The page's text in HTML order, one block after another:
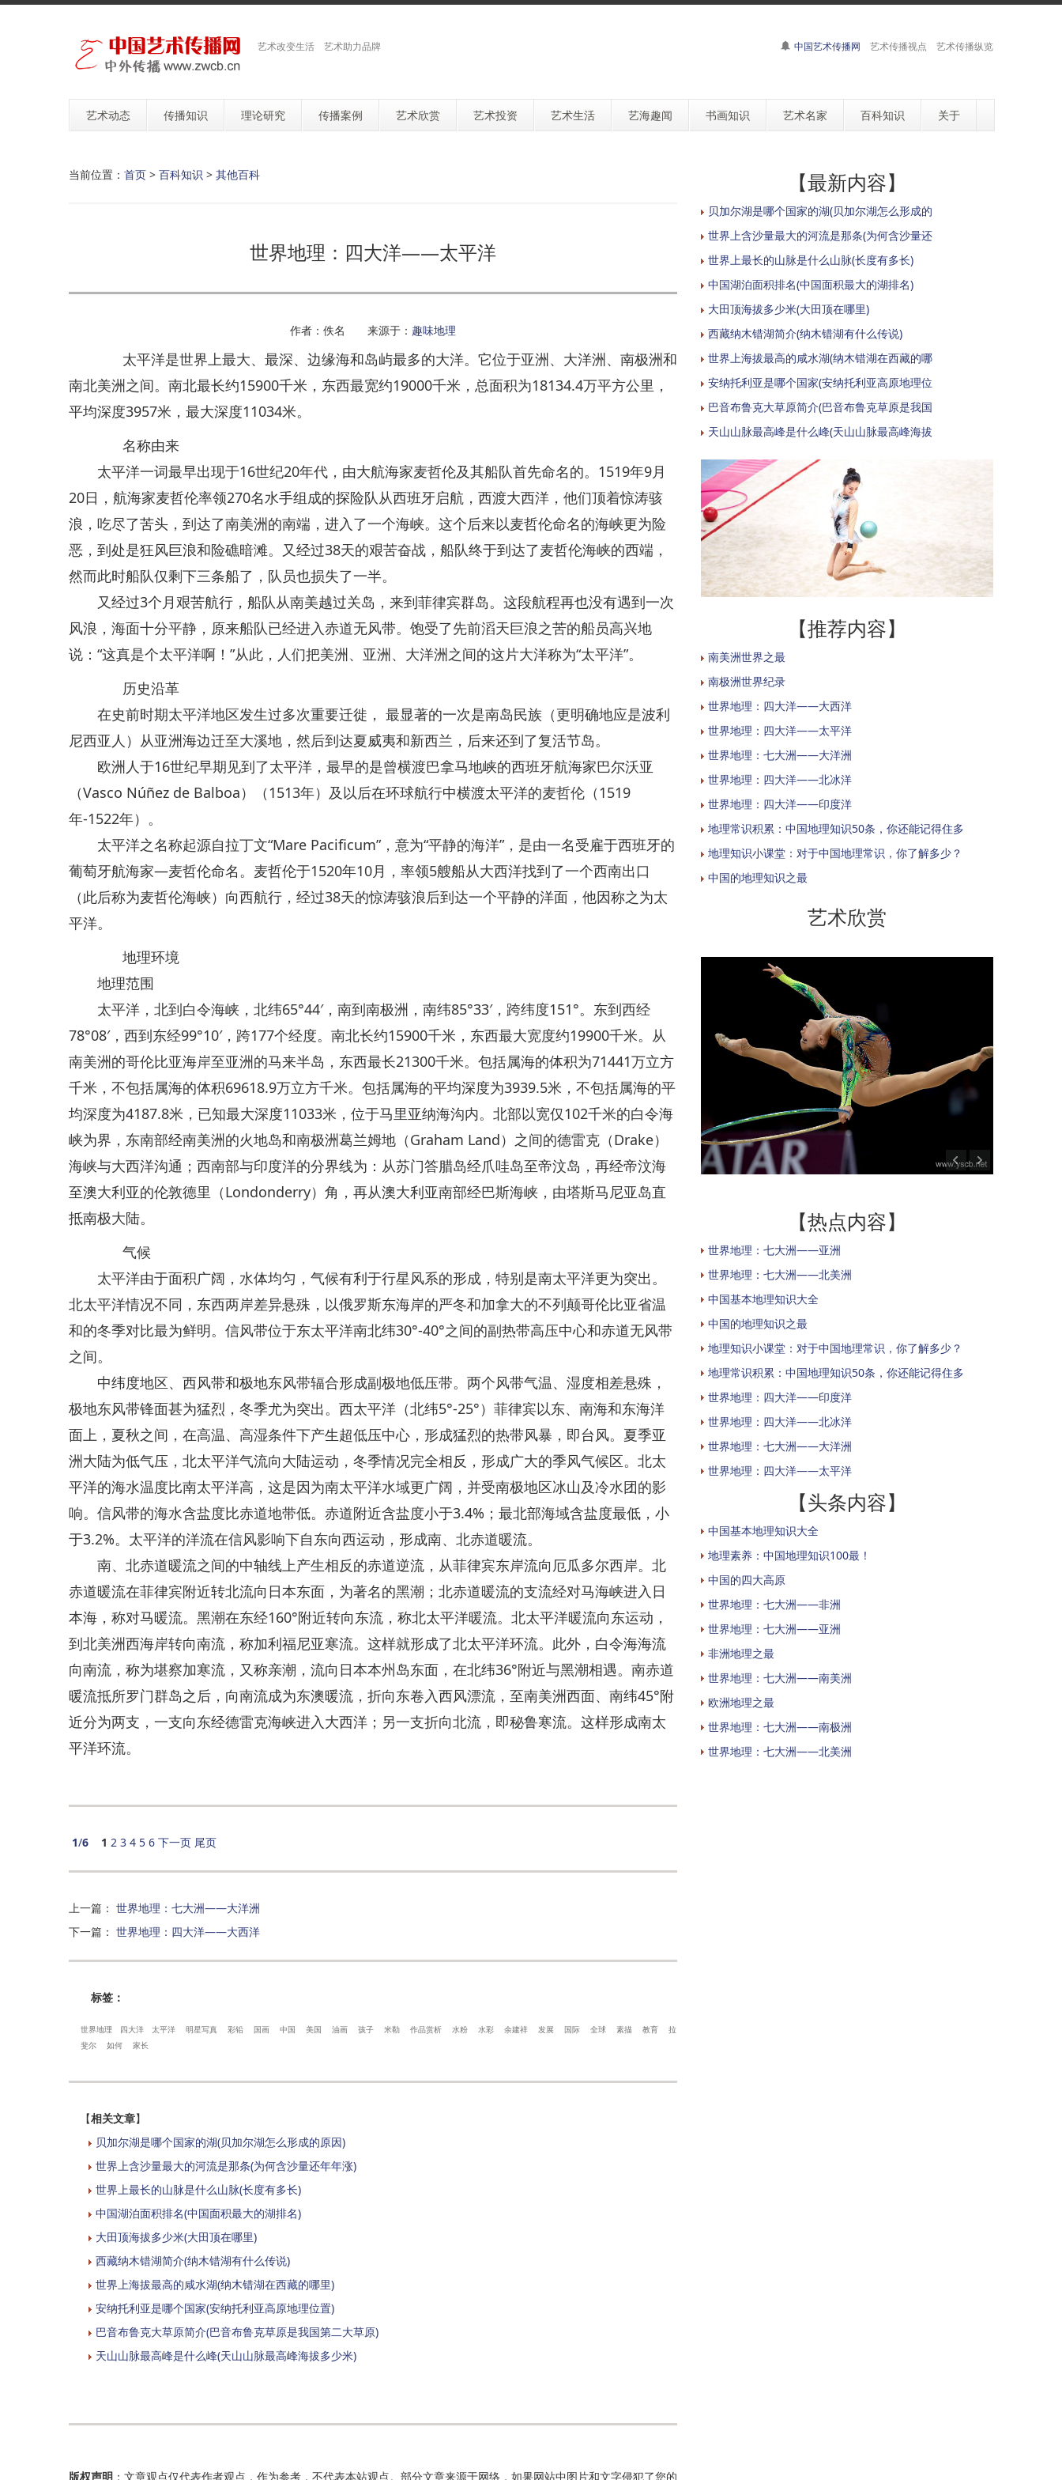
艺术改变生活 艺术助力品牌 中国艺术传播网 艺术传播视点 艺术传播纵览
艺术动态 传播知识 理论研究 传播案例 艺术欣赏 艺术投资 艺术生活 艺海趣闻 书画知识 艺术名家 百科知识 关于
当前位置： 首页 > 百科知识 > 其他百科
世界地理：四大洋——太平洋
作者：佚名 来源于： 趣味地理
太平洋是世界上最大、最深、边缘海和岛屿最多的大洋。它位于亚洲、大洋洲、南极洲和
南北美洲之间。南北最长约15900千米，东西最宽约19000千米，总面积为18134.4万平方公里，
平均深度3957米，最大深度11034米。
名称由来
太平洋一词最早出现于16世纪20年代，由大航海家麦哲伦及其船队首先命名的。1519年9月
20日，航海家麦哲伦率领270名水手组成的探险队从西班牙启航，西渡大西洋，他们顶着惊涛骇
浪，吃尽了苦头，到达了南美洲的南端，进入了一个海峡。这个后来以麦哲伦命名的海峡更为险
恶，到处是狂风巨浪和险礁暗滩。又经过38天的艰苦奋战，船队终于到达了麦哲伦海峡的西端，
然而此时船队仅剩下三条船了，队员也损失了一半。
又经过3个月艰苦航行，船队从南美越过关岛，来到菲律宾群岛。这段航程再也没有遇到一次
风浪，海面十分平静，原来船队已经进入赤道无风带。饱受了先前滔天巨浪之苦的船员高兴地
说：“这真是个太平洋啊！”从此，人们把美洲、亚洲、大洋洲之间的这片大洋称为“太平洋”。
历史沿革
在史前时期太平洋地区发生过多次重要迁徙， 最显著的一次是南岛民族（更明确地应是波利
尼西亚人）从亚洲海边迁至大溪地，然后到达夏威夷和新西兰，后来还到了复活节岛。
欧洲人于16世纪早期见到了太平洋，最早的是曾横渡巴拿马地峡的西班牙航海家巴尔沃亚
（Vasco Núñez de Balboa）（1513年）及以后在环球航行中横渡太平洋的麦哲伦（1519
年-1522年）。
太平洋之名称起源自拉丁文“Mare Pacificum”，意为“平静的海洋”，是由一名受雇于西班牙的
葡萄牙航海家—麦哲伦命名。麦哲伦于1520年10月，率领5艘船从大西洋找到了一个西南出口
（此后称为麦哲伦海峡）向西航行，经过38天的惊涛骇浪后到达一个平静的洋面，他因称之为太
平洋。
地理环境
地理范围
太平洋，北到白令海峡，北纬65°44′，南到南极洲，南纬85°33′，跨纬度151°。东到西经
78°08′，西到东经99°10′，跨177个经度。南北长约15900千米，东西最大宽度约19900千米。从
南美洲的哥伦比亚海岸至亚洲的马来半岛，东西最长21300千米。包括属海的体积为71441万立方
千米，不包括属海的体积69618.9万立方千米。包括属海的平均深度为3939.5米，不包括属海的平
均深度为4187.8米，已知最大深度11033米，位于马里亚纳海沟内。北部以宽仅102千米的白令海
峡为界，东南部经南美洲的火地岛和南极洲葛兰姆地（Graham Land）之间的德雷克（Drake）
海峡与大西洋沟通；西南部与印度洋的分界线为：从苏门答腊岛经爪哇岛至帝汶岛，再经帝汶海
至澳大利亚的伦敦德里（Londonderry）角，再从澳大利亚南部经巴斯海峡，由塔斯马尼亚岛直
抵南极大陆。
气候
太平洋由于面积广阔，水体均匀，气候有利于行星风系的形成，特别是南太平洋更为突出。
北太平洋情况不同，东西两岸差异悬殊，以俄罗斯东海岸的严冬和加拿大的不列颠哥伦比亚省温
和的冬季对比最为鲜明。信风带位于东太平洋南北纬30°-40°之间的副热带高压中心和赤道无风带
之间。
中纬度地区、西风带和极地东风带辐合形成副极地低压带。两个风带气温、湿度相差悬殊，
极地东风带锋面甚为猛烈，冬季尤为突出。西太平洋（北纬5°-25°）菲律宾以东、南海和东海洋
面上，夏秋之间，在高温、高湿条件下产生超低压中心，形成猛烈的热带风暴，即台风。夏季亚
洲大陆为低气压，北太平洋气流向大陆运动，冬季情况完全相反，形成广大的季风气候区。北太
平洋的海水温度比南太平洋高，这是因为南太平洋水域更广阔，并受南极地区冰山及冷水团的影
响。信风带的海水含盐度比赤道地带低。赤道附近含盐度小于3.4%；最北部海域含盐度最低，小
于3.2%。太平洋的洋流在信风影响下自东向西运动，形成南、北赤道暖流。
南、北赤道暖流之间的中轴线上产生相反的赤道逆流，从菲律宾东岸流向厄瓜多尔西岸。北
赤道暖流在菲律宾附近转北流向日本东面，为著名的黑潮；北赤道暖流的支流经对马海峡进入日
本海，称对马暖流。黑潮在东经160°附近转向东流，称北太平洋暖流。北太平洋暖流向东运动，
到北美洲西海岸转向南流，称加利福尼亚寒流。这样就形成了北太平洋环流。此外，白令海海流
向南流，称为堪察加寒流，又称亲潮，流向日本本州岛东面，在北纬36°附近与黑潮相遇。南赤道
暖流抵所罗门群岛之后，向南流成为东澳暖流，折向东卷入西风漂流，至南美洲西面、南纬45°附
近分为两支，一支向东经德雷克海峡进入大西洋；另一支折向北流，即秘鲁寒流。这样形成南太
平洋环流。
1/6 1 2 3 4 5 6 下一页 尾页
上一篇 ： 世界地理：七大洲——大洋洲
下一篇 ： 世界地理：四大洋——大西洋
标签：
世界地理 四大洋 太平洋 明星写真 彩铅 国画 中国 美国 油画 孩子 米勒 作品赏析 水粉 水彩 余建祥 发展 国际 全球 素描 教育
拉
斐尔
如何 家长
【相关文章】
贝加尔湖是哪个国家的湖(贝加尔湖怎么形成的原因)
世界上含沙量最大的河流是那条(为何含沙量还年年涨)
世界上最长的山脉是什么山脉(长度有多长)
中国湖泊面积排名(中国面积最大的湖排名)
大田顶海拔多少米(大田顶在哪里)
西藏纳木错湖简介(纳木错湖有什么传说)
世界上海拔最高的咸水湖(纳木错湖在西藏的哪里)
安纳托利亚是哪个国家(安纳托利亚高原地理位置)
巴音布鲁克大草原简介(巴音布鲁克草原是我国第二大草原)
天山山脉最高峰是什么峰(天山山脉最高峰海拔多少米)
版权声明 ：文章观点仅代表作者观点，作为参考，不代表本站观点。部分文章来源于网络，如果网站中图片和文字侵犯了您的
【最新内容】
贝加尔湖是哪个国家的湖(贝加尔湖怎么形成的
世界上含沙量最大的河流是那条(为何含沙量还
世界上最长的山脉是什么山脉(长度有多长)
中国湖泊面积排名(中国面积最大的湖排名)
大田顶海拔多少米(大田顶在哪里)
西藏纳木错湖简介(纳木错湖有什么传说)
世界上海拔最高的咸水湖(纳木错湖在西藏的哪
安纳托利亚是哪个国家(安纳托利亚高原地理位
巴音布鲁克大草原简介(巴音布鲁克草原是我国
天山山脉最高峰是什么峰(天山山脉最高峰海拔
【推荐内容】
南美洲世界之最
南极洲世界纪录
世界地理：四大洋——大西洋
世界地理：四大洋——太平洋
世界地理：七大洲——大洋洲
世界地理：四大洋——北冰洋
世界地理：四大洋——印度洋
地理常识积累：中国地理知识50条，你还能记得住多
地理知识小课堂：对于中国地理常识，你了解多少？
中国的地理知识之最
艺术欣赏
【热点内容】
世界地理：七大洲——亚洲
世界地理：七大洲——北美洲
中国基本地理知识大全
中国的地理知识之最
地理知识小课堂：对于中国地理常识，你了解多少？
地理常识积累：中国地理知识50条，你还能记得住多
世界地理：四大洋——印度洋
世界地理：四大洋——北冰洋
世界地理：七大洲——大洋洲
世界地理：四大洋——太平洋
【头条内容】
中国基本地理知识大全
地理素养：中国地理知识100最！
中国的四大高原
世界地理：七大洲——非洲
世界地理：七大洲——亚洲
非洲地理之最
世界地理：七大洲——南美洲
欧洲地理之最
世界地理：七大洲——南极洲
世界地理：七大洲——北美洲